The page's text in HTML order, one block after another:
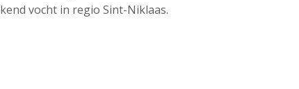
vocht in regio Sint-Niklaas.